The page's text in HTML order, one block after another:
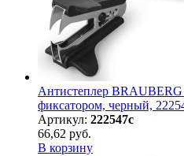
Антистеплер
фиксатором, черный,
Артикул: 222547с
66,62 руб.
В корзину